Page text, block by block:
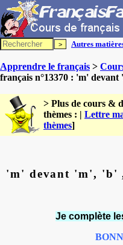
Autres
Apprendre le français >
français n°13370 : 'm'
> Plus de cours &
thèmes : | Lettre
thèmes]
'm' devant 'm', 'b'
Je complète